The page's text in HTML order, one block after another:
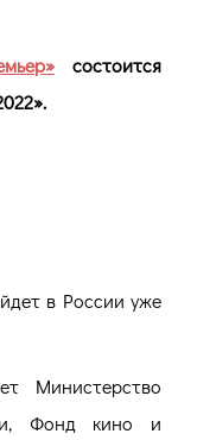
состоится
в России уже
Министерство
Фонд кино и